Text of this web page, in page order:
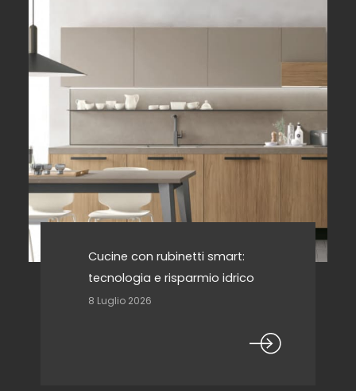
Cucine con rubinetti smart:
tecnologia e risparmio idrico
8 Luglio 2026